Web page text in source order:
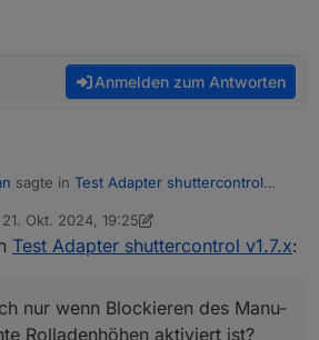
Anmelden zum Antworten
sagte in Test Adapter shuttercontrol
für die Gruppen sind mir bekannt, ich
aber für einen einzelnen Rollladen.
21. Okt. 2024, 19:25
von Homoran
Test Adapter shuttercontrol v1.7.x:
nur wenn Blockieren des Manu-
Rolladenhöhen aktiviert ist?